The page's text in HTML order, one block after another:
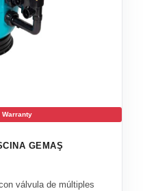
Warranty
GEMAŞ
válvula de múltiples